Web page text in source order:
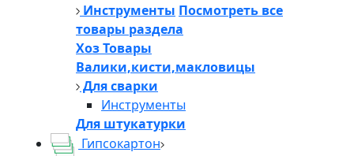
Инструменты Посмотреть все
товары раздела
Хоз Товары
Валики,кисти,макловицы
Для сварки
Инструменты
Для штукатурки
Гипсокартон